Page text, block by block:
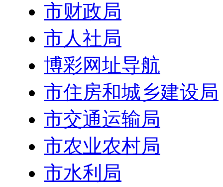
市财政局
市人社局
博彩网址导航
市住房和城乡建设局
市交通运输局
市农业农村局
市水利局